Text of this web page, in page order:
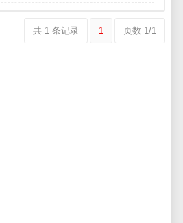
共 1 条记录 1 页数 1/1